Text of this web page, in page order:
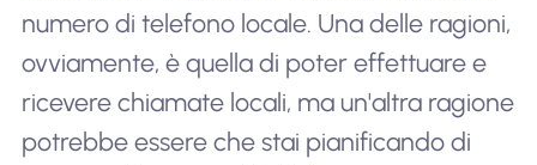
numero di telefono locale. Una delle ragioni,
ovviamente, è quella di poter effettuare e
ricevere chiamate locali, ma un'altra ragione
potrebbe essere che stai pianificando di